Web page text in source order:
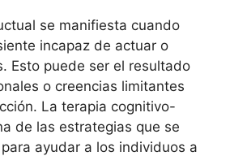
se manifiesta cuando
incapaz de actuar o
Esto puede ser el resultado
o creencias limitantes
La terapia cognitivo-
de las estrategias que se
ayudar a los individuos a